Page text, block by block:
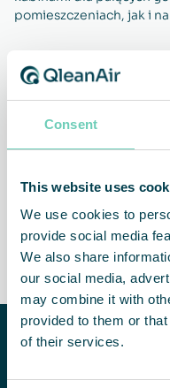
Consent
This website uses
We use cookies to
provide social media
We also share
our social media,
may combine it with
provided to them or
of their services.
pomieszczeniach, jak i
Bezpieczniejsze
Bardziej wydajny personel
Potrzebujesz
poprawie jakości